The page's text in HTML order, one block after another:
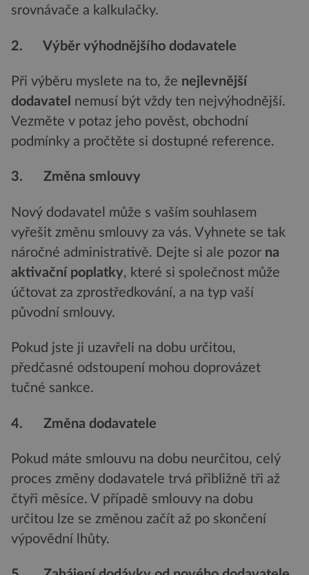
srovnávače a kalkulačky.
2. Výběr výhodnějšího dodavatele
Při výběru myslete na to, že nejlevnější
dodavatel nemusí být vždy ten nejvýhodnější.
Vezměte v potaz jeho pověst, obchodní
podmínky a pročtěte si dostupné reference.
3. Změna smlouvy
Nový dodavatel může s vaším souhlasem
vyřešit změnu smlouvy za vás. Vyhnete se tak
náročné administrativě. Dejte si ale pozor na
aktivační poplatky, které si společnost může
účtovat za zprostředkování, a na typ vaší
původní smlouvy.
Pokud jste ji uzavřeli na dobu určitou,
předčasné odstoupení mohou doprovázet
tučné sankce.
4. Změna dodavatele
Pokud máte smlouvu na dobu neurčitou, celý
proces změny dodavatele trvá přibližně tři až
čtyři měsíce. V případě smlouvy na dobu
určitou lze se změnou začít až po skončení
výpovědní lhůty.